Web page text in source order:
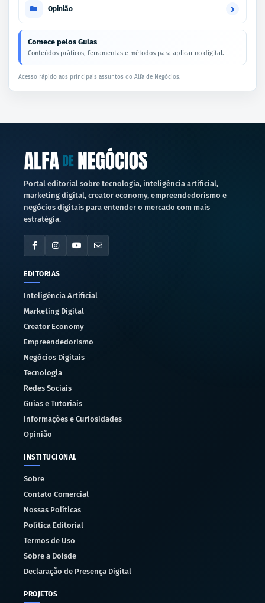
Opinião ›
Comece pelos Guias
Conteúdos práticos, ferramentas e métodos para aplicar no digital.
Acesso rápido aos principais assuntos do Alfa de Negócios.
Portal editorial sobre tecnologia, inteligência artificial,
marketing digital, creator economy, empreendedorismo e
negócios digitais para entender o mercado com mais
estratégia.
EDITORIAS
Inteligência Artificial
Marketing Digital
Creator Economy
Empreendedorismo
Negócios Digitais
Tecnologia
Redes Sociais
Guias e Tutoriais
Informações e Curiosidades
Opinião
INSTITUCIONAL
Sobre
Contato Comercial
Nossas Políticas
Política Editorial
Termos de Uso
Sobre a Doisde
Declaração de Presença Digital
PROJETOS